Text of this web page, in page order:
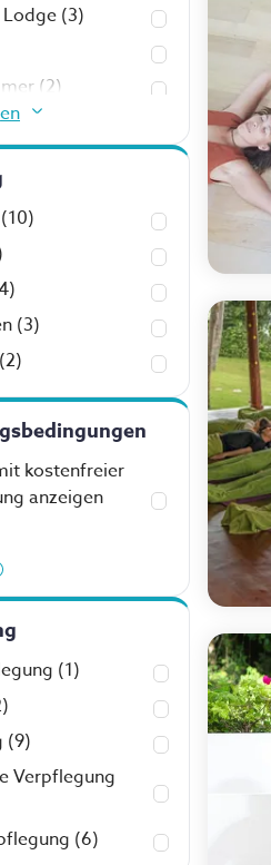
(3)
(2)
(1)
(10)
(3)
(2)
kostenfreier
anzeigen
(1)
(9)
Verpflegung
(6)